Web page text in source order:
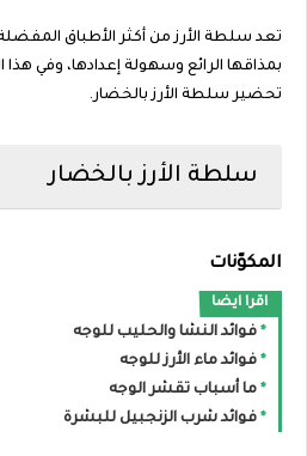
تعد سلطة الأرز من أكثر الأطباق
بمذاقها الرائع وسهولة إعدادها، وفي
تحضير سلطة الأرز بالخضار.
سلطة الأرز بالخضار
المكوّنات
اقرا ايضا
فوائد النشا والحليب للوجه
فوائد ماء الأرز للوجه
ما أسباب تقشر الوجه
فوائد شرب الزنجبيل للبشرة